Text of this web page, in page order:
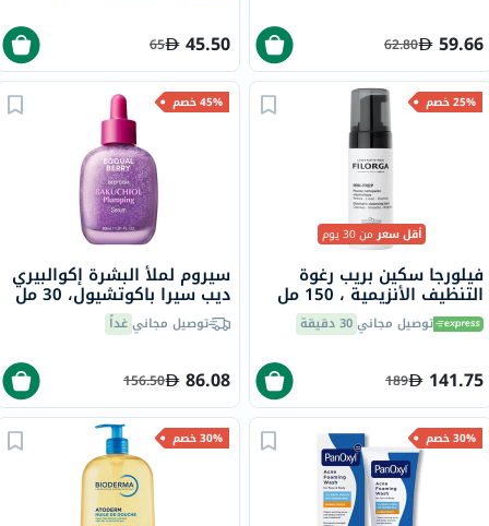
59.66
62.80
45.50
65
25% خصم
أقل سعرمن 30 يوم
فيلورجا سكين بريب رغوة
التنظيف الأنزيمية ، 150 مل
توصيل مجاني30 دقيقة
141.75
189
45% خصم
سيروم لملأ البشرة إكوالبيري
ديب سيرا باكوتشيول، 30 مل
توصيل مجانيغداً
86.08
156.50
30% خصم 30% خصم